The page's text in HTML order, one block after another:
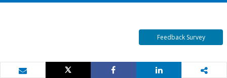
Feedback Survey